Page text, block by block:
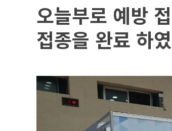
오늘부로 예방
접종을 완료 하